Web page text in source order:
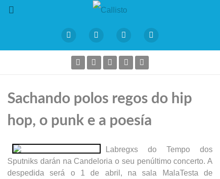
Sachando polos regos do hip
hop, o punk e a poesía
Labregxs do Tempo dos
Sputniks darán na Candeloria o seu penúltimo concerto. A
despedida será o 1 de abril, na sala MalaTesta de